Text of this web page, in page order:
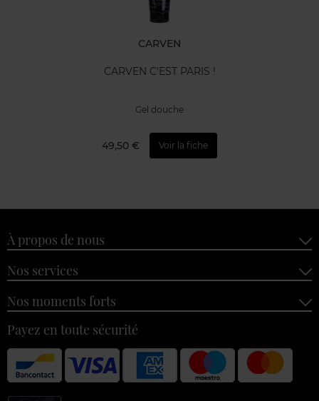
CARVEN
CARVEN C'EST PARIS !
Gel douche
49,50 € Voir la fiche
À propos de nous
Nos services
Nos moments forts
Payez en toute sécurité